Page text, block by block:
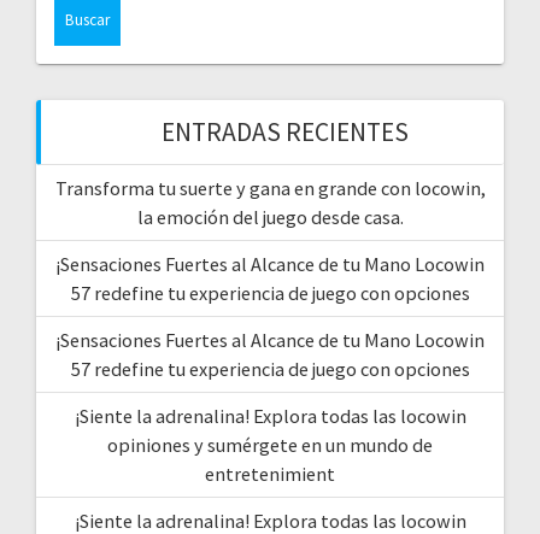
ENTRADAS RECIENTES
Transforma tu suerte y gana en grande con locowin,
la emoción del juego desde casa.
¡Sensaciones Fuertes al Alcance de tu Mano Locowin
57 redefine tu experiencia de juego con opciones
¡Sensaciones Fuertes al Alcance de tu Mano Locowin
57 redefine tu experiencia de juego con opciones
¡Siente la adrenalina! Explora todas las locowin
opiniones y sumérgete en un mundo de
entretenimient
¡Siente la adrenalina! Explora todas las locowin